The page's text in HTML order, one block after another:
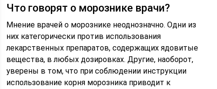
Что говорят о морознике врачи?
Мнение врачей о морознике неоднозначно. Одни из
них категорически против использования
лекарственных препаратов, содержащих ядовитые
вещества, в любых дозировках. Другие, наоборот,
уверены в том, что при соблюдении инструкции
использование корня морозника приводит к